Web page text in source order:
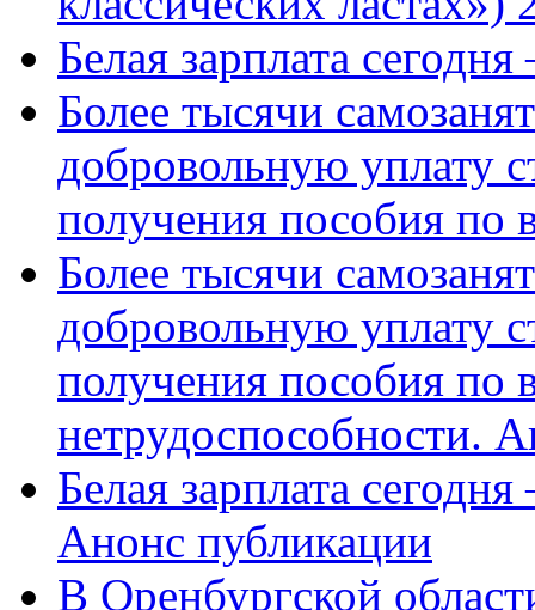
Белая зарплата
Более тысячи
добровольную уплату
получения пособия по
Более тысячи
добровольную уплату
получения пособия по
нетрудоспособности.
Белая зарплата
Анонс публикации
В Оренбургской